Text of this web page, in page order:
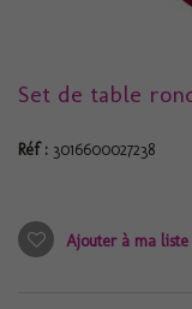
Set de table
Réf : 3016600027238
Ajouter à ma liste